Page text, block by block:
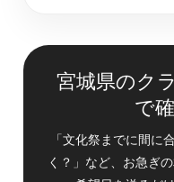
宮城県のク
で
「文化祭までに間に
く？」など、お急ぎ